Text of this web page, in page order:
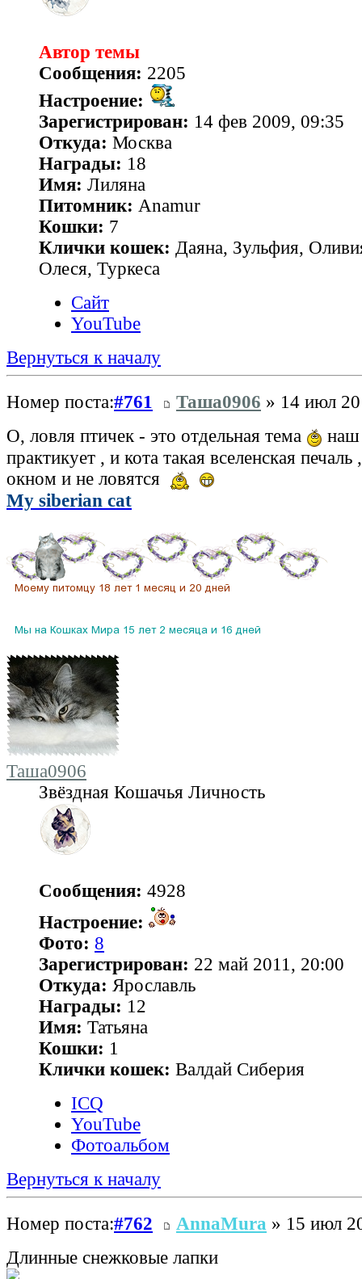
Автор темы
Сообщения: 2205
Настроение:
Зарегистрирован: 14 фев 2009, 09:35
Откуда: Москва
Награды: 18
Имя: Лиляна
Питомник: Anamur
Кошки: 7
Клички кошек: Даяна, Зульфия,
Олеся, Туркеса
Сайт
YouTube
Вернуться к началу
Номер поста:#761 Таша0906 » 14 июл
О, ловля птичек - это отдельная тема
наш
практикует , и кота такая вселенская
окном и не ловятся
My siberian cat
Таша0906
Звёздная Кошачья Личность
Сообщения: 4928
Настроение:
Фото: 8
Зарегистрирован: 22 май 2011, 20:00
Откуда: Ярославль
Награды: 12
Имя: Татьяна
Кошки: 1
Клички кошек: Валдай Сиберия
ICQ
YouTube
Фотоальбом
Вернуться к началу
Номер поста:#762 AnnaMura » 15 июл
Длинные снежковые лапки